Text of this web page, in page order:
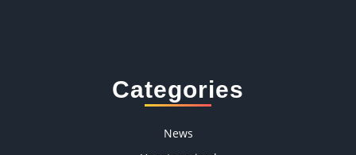
Categories
News